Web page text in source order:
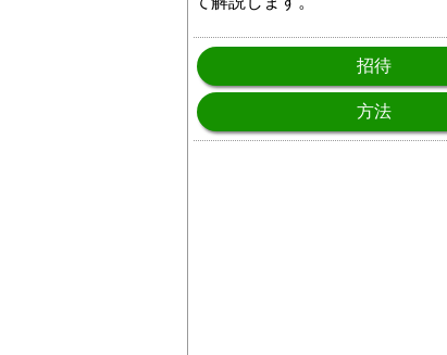
招待
方法